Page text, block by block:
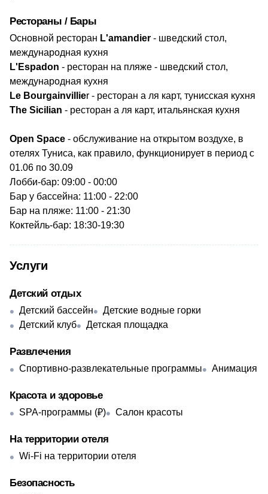
Рестораны / Бары
Основной ресторан L'amandier - шведский стол,
международная кухня
L'Espadon - ресторан на пляже - шведский стол,
международная кухня
Le Вourgainvillier - ресторан а ля карт, тунисская кухня
Тhe Sicilian - ресторан а ля карт, итальянская кухня
Open Space - обслуживание на открытом воздухе, в
отелях Туниса, как правило, функционирует в период с
01.06 по 30.09
Лобби-бар: 09:00 - 00:00
Бар у бассейна: 11:00 - 22:00
Бар на пляже: 11:00 - 21:30
Коктейль-бар: 18:30-19:30
Услуги
Детский отдых
Детский бассейн
Детские водные горки
Детский клуб
Детская площадка
Развлечения
Спортивно-развлекательные программы Анимация
Красота и здоровье
SPA-программы (₽) Салон красоты
На территории отеля
Wi-Fi на территории отеля
Безопасность